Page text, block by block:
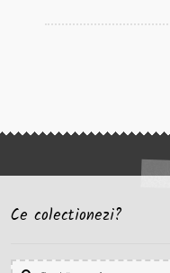
Ce colectionezi?
Caută
Caută